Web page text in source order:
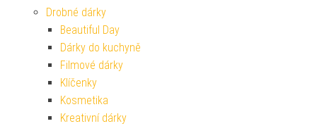
Drobné dárky
Beautiful Day
Dárky do kuchyně
Filmové dárky
Klíčenky
Kosmetika
Kreativní dárky